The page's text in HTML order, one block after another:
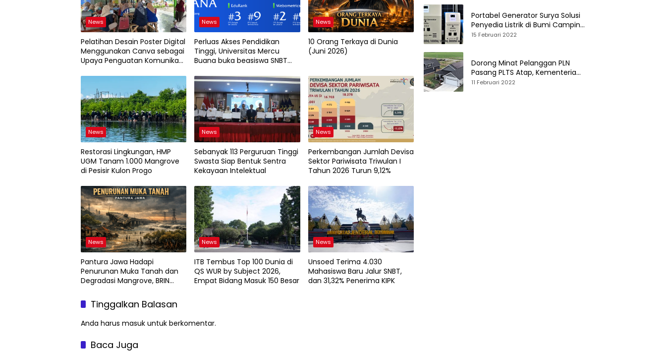
News
Pelatihan Desain Poster Digital
Menggunakan Canva sebagai
Upaya Penguatan Komunikasi
Kelurahan Bambu Apus
News
Perluas Akses Pendidikan
Tinggi, Universitas Mercu
Buana buka beasiswa SNBT
News
10 Orang Terkaya di Dunia
(Juni 2026)
News
Restorasi Lingkungan, HMP
UGM Tanam 1.000 Mangrove
di Pesisir Kulon Progo
News
Sebanyak 113 Perguruan Tinggi
Swasta Siap Bentuk Sentra
Kekayaan Intelektual
News
Perkembangan Jumlah Devisa
Sektor Pariwisata Triwulan I
Tahun 2026 Turun 9,12%
News
Pantura Jawa Hadapi
Penurunan Muka Tanah dan
Degradasi Mangrove, BRIN
Geospasial
News
ITB Tembus Top 100 Dunia di
QS WUR by Subject 2026,
Empat Bidang Masuk 150 Besar
News
Unsoed Terima 4.030
Mahasiswa Baru Jalur SNBT,
dan 31,32% Penerima KIPK
Tinggalkan Balasan
Anda harus masuk untuk berkomentar.
Baca Juga
Portabel Generator Surya Solusi
Penyedia Listrik di Bumi Camping
dan Perkemahan
15 Februari 2022
Dorong Minat Pelanggan PLN
Pasang PLTS Atap, Kementerian
ESDM Luncurkan Paket Hibah SEF
11 Februari 2022